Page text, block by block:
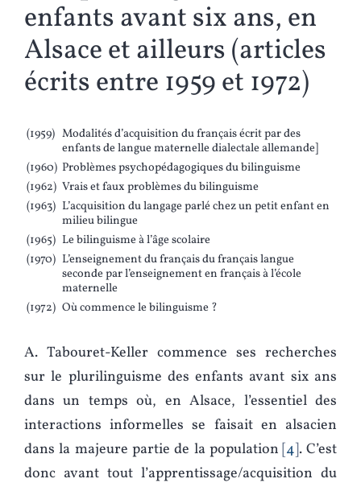
enfants avant six ans, en
Alsace et ailleurs (articles
écrits entre 1959 et 1972)
(1959) Modalités d’acquisition du français écrit par des
enfants de langue maternelle dialectale allemande]
(1960) Problèmes psychopédagogiques du bilinguisme
(1962) Vrais et faux problèmes du bilinguisme
(1963) L’acquisition du langage parlé chez un petit enfant en
milieu bilingue
(1965) Le bilinguisme à l’âge scolaire
(1970) L’enseignement du français du français langue
seconde par l’enseignement en français à l’école
maternelle
(1972) Où commence le bilinguisme ?
A. Tabouret-Keller commence ses recherches
sur le plurilinguisme des enfants avant six ans
dans un temps où, en Alsace, l’essentiel des
interactions informelles se faisait en alsacien
dans la majeure partie de la population 4 . C’est
donc avant tout l’apprentissage/acquisition du